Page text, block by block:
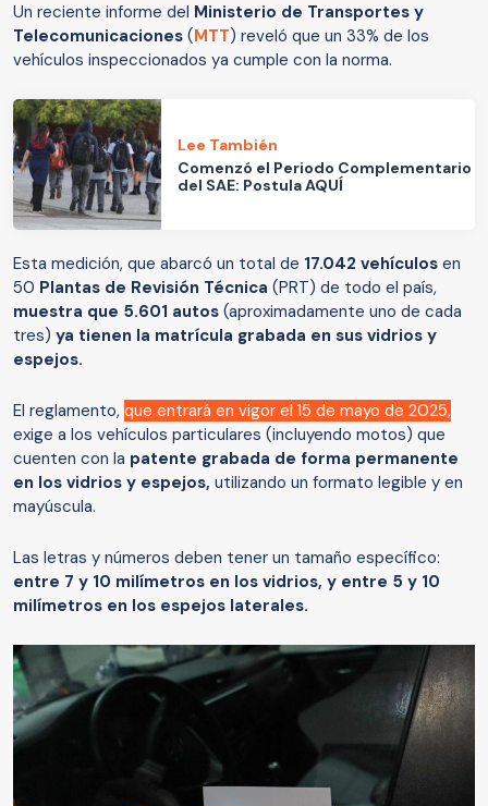
Un reciente informe del Ministerio de Transportes y
Telecomunicaciones (MTT) reveló que un 33% de los
vehículos inspeccionados ya cumple con la norma.
Lee También
Comenzó el Periodo Complementario
del SAE: Postula AQUÍ
Esta medición, que abarcó un total de 17.042 vehículos en
50 Plantas de Revisión Técnica (PRT) de todo el país,
muestra que 5.601 autos (aproximadamente uno de cada
tres) ya tienen la matrícula grabada en sus vidrios y
espejos.
El reglamento, que entrará en vigor el 15 de mayo de 2025,
exige a los vehículos particulares (incluyendo motos) que
cuenten con la patente grabada de forma permanente
en los vidrios y espejos, utilizando un formato legible y en
mayúscula.
Las letras y números deben tener un tamaño específico:
entre 7 y 10 milímetros en los vidrios, y entre 5 y 10
milímetros en los espejos laterales.